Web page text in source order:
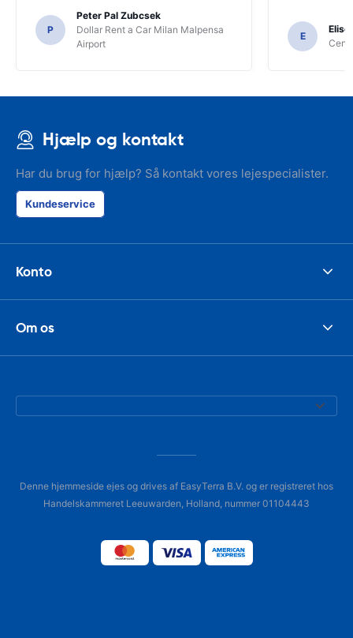
P
Peter Pal Zubcsek
Dollar Rent a Car Milan Malpensa
Airport
E
Hjælp og kontakt
Har du brug for hjælp? Så kontakt vores lejespecialister.
Kundeservice
Konto
Om os
Denne hjemmeside ejes og drives af EasyTerra B.V. og er registreret hos
Handelskammeret Leeuwarden, Holland, nummer 01104443